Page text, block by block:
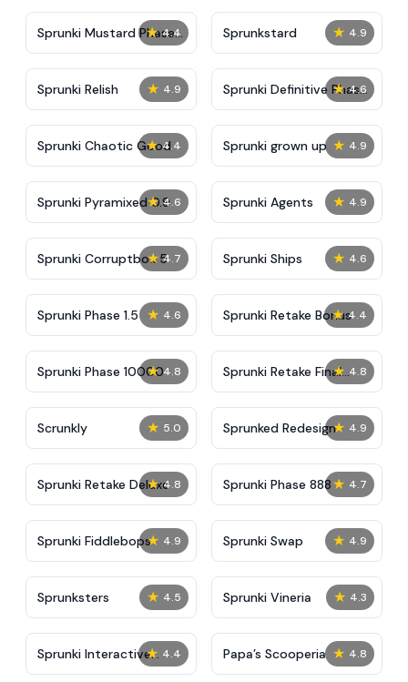
★ 4.4
Sprunki Mustard Phase
2
★ 4.9
Sprunkstard
★ 4.9
Sprunki Relish ★ 4.6
Sprunki Definitive Phase
7
★ 4.4
Sprunki Chaotic Good ★ 4.9
Sprunki grown up
★ 4.6
Sprunki Pyramixed 0.9 ★ 4.9
Sprunki Agents
★ 4.7
Sprunki Corruptbox 5 ★ 4.6
Sprunki Ships
★ 4.6
Sprunki Phase 1.5 ★ 4.4
Sprunki Retake Bonus
★ 4.8
Sprunki Phase 10000 ★ 4.8
Sprunki Retake Final
Update
★ 5.0
Scrunkly ★ 4.9
Sprunked Redesign
★ 4.8
Sprunki Retake Deluxe ★ 4.7
Sprunki Phase 888
★ 4.9
Sprunki Fiddlebops ★ 4.9
Sprunki Swap
★ 4.5
Sprunksters ★ 4.3
Sprunki Vineria
★ 4.4
Sprunki Interactive
Tunner
★ 4.8
​Papa’s Scooperia